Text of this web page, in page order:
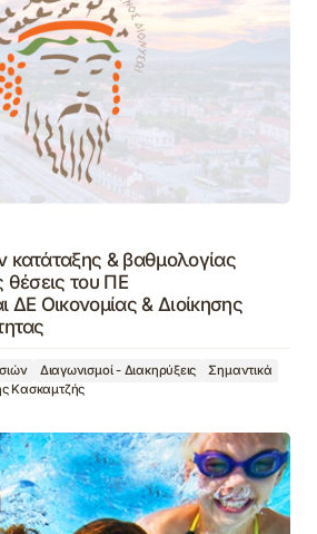
κατάταξης & βαθμολογίας
θέσεις του ΠΕ
ΔΕ Οικονομίας & Διοίκησης
Διαγωνισμοί - Διακηρύξεις
Σημαντικά
Κασκαμτζής